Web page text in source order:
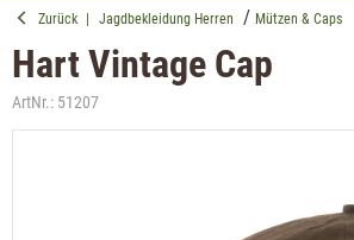
Zurück Jagdbekleidung Herren Mützen & Caps
Hart Vintage Cap
ArtNr.: 51207